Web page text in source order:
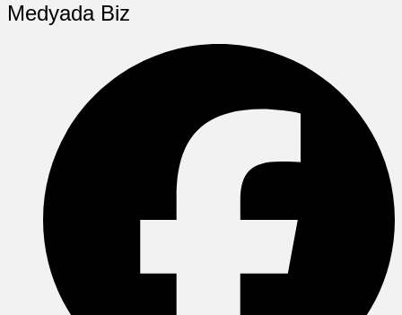
Medyada Biz